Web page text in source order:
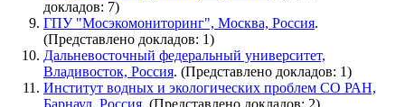
докладов: 7)
ГПУ "Мосэкомониторинг", Москва, Россия.
(Представлено докладов: 1)
Дальневосточный федеральный университет,
Владивосток, Россия. (Представлено докладов: 1)
Институт водных и экологических проблем СО РАН,